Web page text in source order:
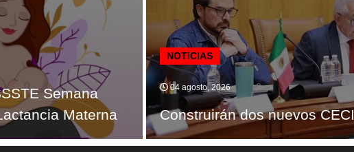
Semana
Materna
NOTICIAS
04 agosto, 2026
Construirán dos nuevos CECI